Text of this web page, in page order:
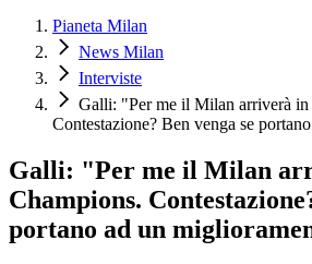
Pianeta Milan
News Milan
Interviste
Galli: "Per me il Milan arriverà in
Contestazione? Ben venga se
Galli: "Per me il Milan
Champions.
portano ad un